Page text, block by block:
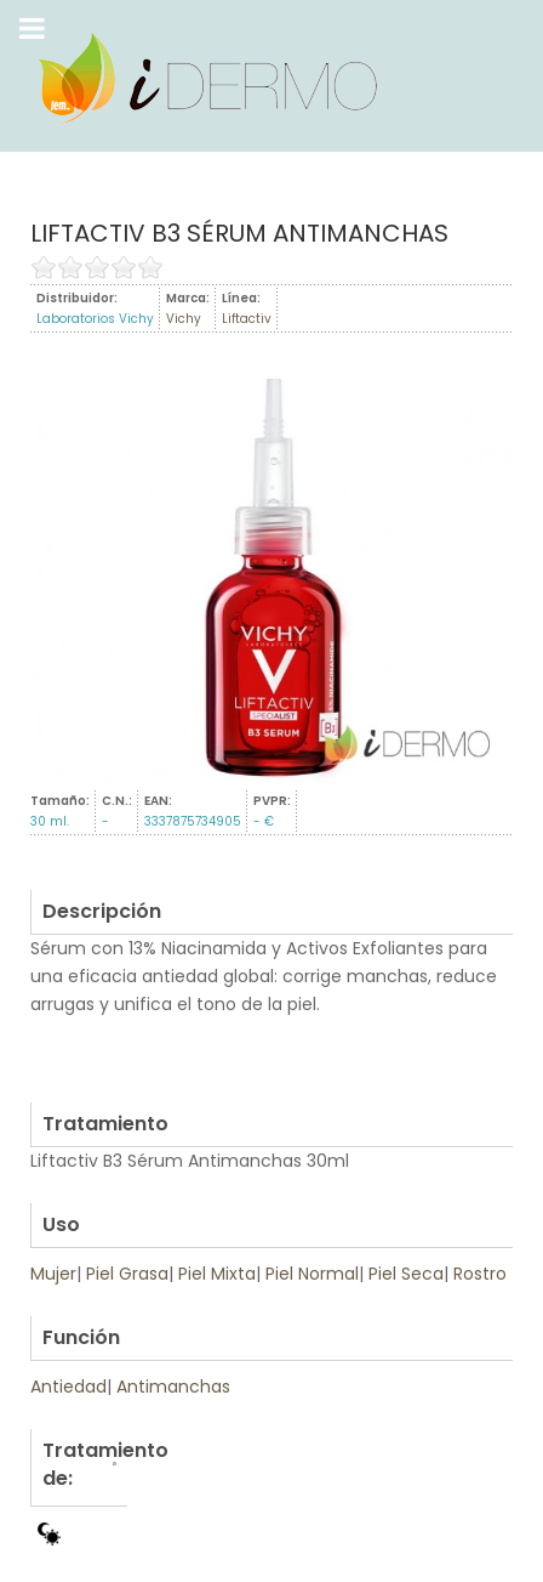
LIFTACTIV B3 SÉRUM ANTIMANCHAS
Distribuidor:
Laboratorios Vichy
Marca:
Vichy
Línea:
Liftactiv
Tamaño:
30 ml.
C.N.:
-
EAN:
3337875734905
PVPR:
- €
Descripción
Sérum con 13% Niacinamida y Activos Exfoliantes para
una eficacia antiedad global: corrige manchas, reduce
arrugas y unifica el tono de la piel.
Tratamiento
Liftactiv B3 Sérum Antimanchas 30ml
Uso
Mujer| Piel Grasa| Piel Mixta| Piel Normal| Piel Seca| Rostro
Función
Antiedad| Antimanchas
Tratamiento
de: